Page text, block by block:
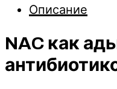
адьювент
-
Андрей
Гострый
Описание
NAC как